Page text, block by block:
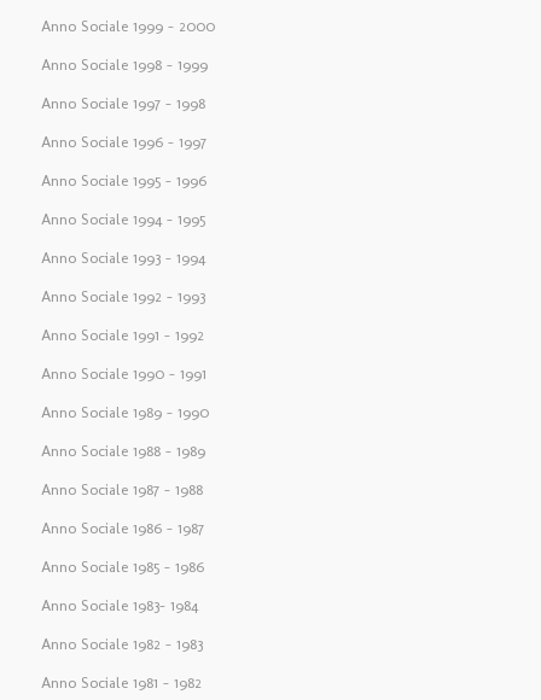
Anno Sociale 1999 – 2000
Anno Sociale 1998 – 1999
Anno Sociale 1997 – 1998
Anno Sociale 1996 – 1997
Anno Sociale 1995 – 1996
Anno Sociale 1994 – 1995
Anno Sociale 1993 – 1994
Anno Sociale 1992 – 1993
Anno Sociale 1991 – 1992
Anno Sociale 1990 – 1991
Anno Sociale 1989 – 1990
Anno Sociale 1988 – 1989
Anno Sociale 1987 – 1988
Anno Sociale 1986 – 1987
Anno Sociale 1985 – 1986
Anno Sociale 1983– 1984
Anno Sociale 1982 – 1983
Anno Sociale 1981 – 1982